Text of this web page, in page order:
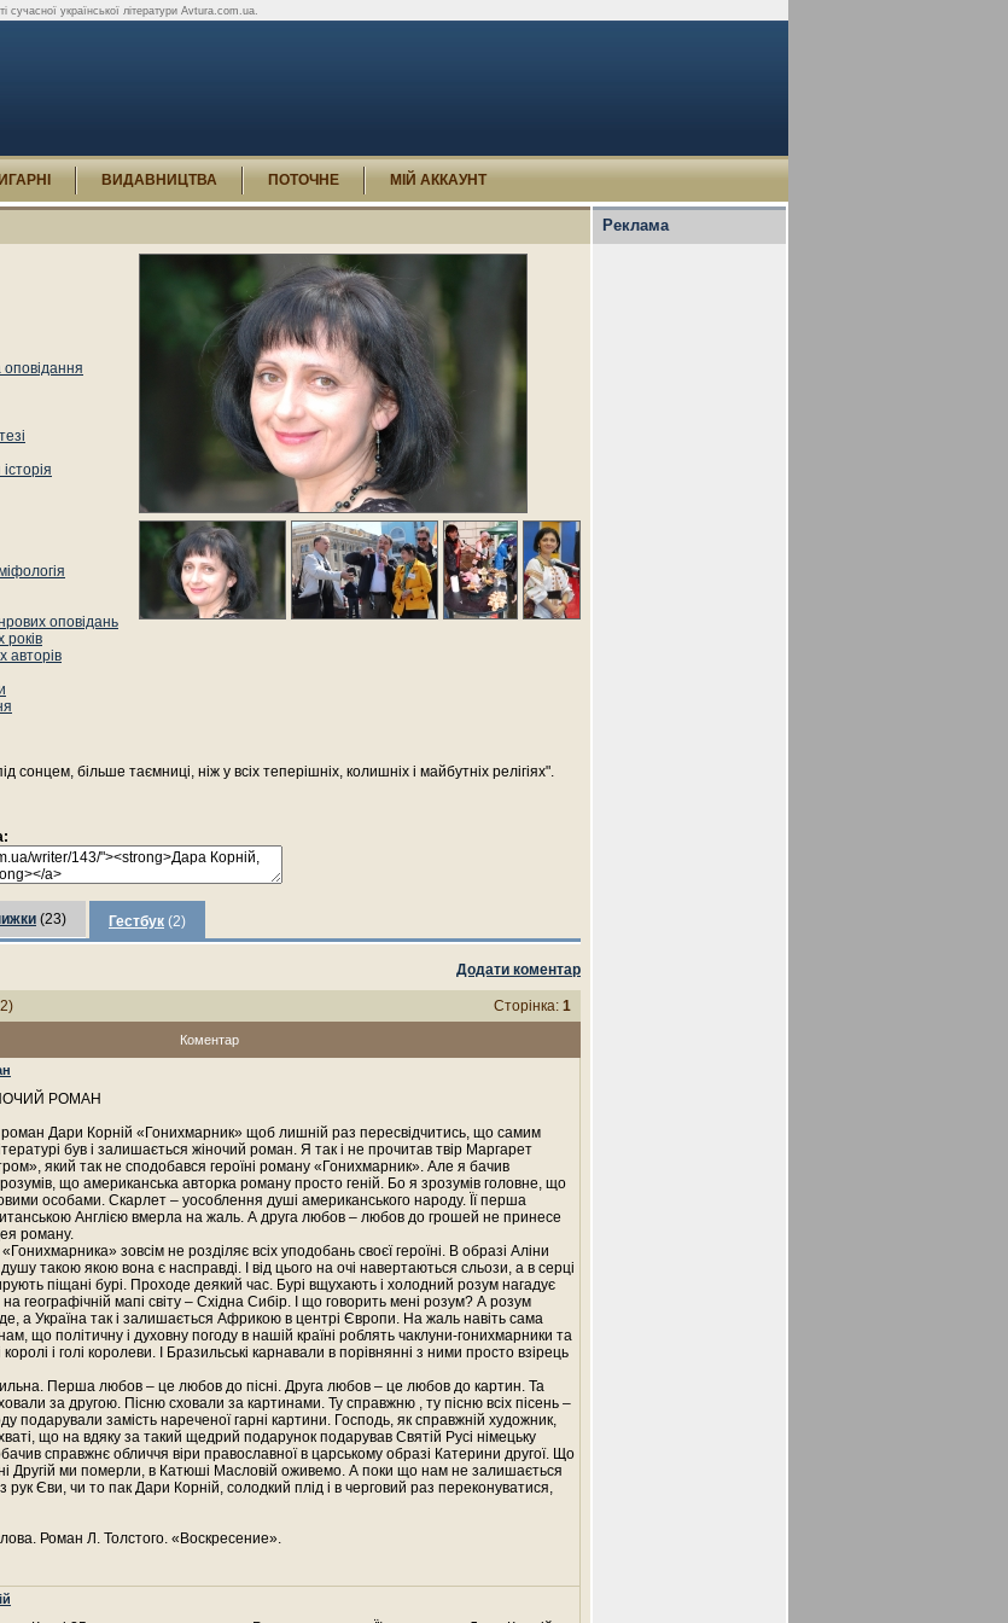
сучасної української літератури Avtura.com.ua.
ВИДАВНИЦТВА ПОТОЧНЕ МІЙ АККАУНТ
оповідань
років
авторів
сонцем, більше таємниці, ніж у всіх теперішніх, колишніх і майбутніх релігіях".
(23) Гестбук (2)
Додати коментар
Сторінка: 1
Коментар
РОМАН
Дари Корній «Гонихмарник» щоб лишній раз пересвідчитись, що самим
був і залишається жіночий роман. Я так і не прочитав твір Маргарет
який так не сподобався героїні роману «Гонихмарник». Але я бачив
що американська авторка роману просто геній. Бо я зрозумів головне, що
особами. Скарлет – уособлення душі американського народу. Її перша
Англією вмерла на жаль. А друга любов – любов до грошей не принесе
роману.
зовсім не розділяє всіх уподобань своєї героїні. В образі Аліни
такою якою вона є насправді. І від цього на очі навертаються сльози, а в серці
піщані бурі. Проходе деякий час. Бурі вщухають і холодний розум нагадує
географічній мапі світу – Східна Сибір. І що говорить мені розум? А розум
а Україна так і залишається Африкою в центрі Європи. На жаль навіть сама
що політичну і духовну погоду в нашій країні роблять чаклуни-гонихмарники та
і голі королеви. І Бразильські карнавали в порівнянні з ними просто взірець
Перша любов – це любов до пісні. Друга любов – це любов до картин. Та
за другою. Пісню сховали за картинами. Ту справжню , ту пісню всіх пісень –
подарували замість нареченої гарні картини. Господь, як справжній художник,
що на вдяку за такий щедрий подарунок подарував Святій Русі німецьку
справжнє обличчя віри православної в царському образі Катерини другої. Що
Другій ми померли, в Катюші Масловій оживемо. А поки що нам не залишається
рук Єви, чи то пак Дари Корній, солодкий плід і в черговий раз переконуватися,
Роман Л. Толстого. «Воскресение».
Реклама